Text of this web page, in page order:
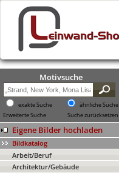
Motivsuche
exakte Suche
ähnliche Suche
Erweiterte Suche
Suche zurücksetzen
Eigene Bilder hochladen
Bildkatalog
Arbeit/Beruf
Architektur/Gebäude